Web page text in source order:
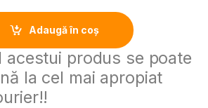
Adaugă în coș
acestui produs se poate
la cel mai apropiat